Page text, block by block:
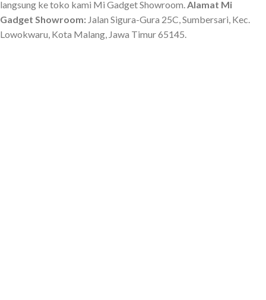
langsung ke toko kami Mi Gadget Showroom.Alamat Mi
Gadget Showroom: Jalan Sigura-Gura 25C, Sumbersari, Kec.
Lowokwaru, Kota Malang, Jawa Timur 65145.